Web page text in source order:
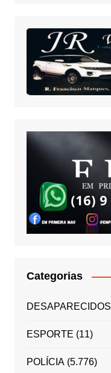
Categorias
DESAPARECIDOS
ESPORTE (11)
POLÍCIA(5.776)